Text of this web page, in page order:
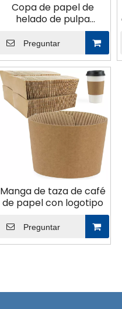
Copa de papel de
helado de pulpa
Preguntar
Manga de taza de café
de papel con logotipo
Preguntar